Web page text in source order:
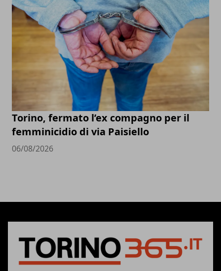
Torino, fermato l’ex compagno per il
femminicidio di via Paisiello
06/08/2026